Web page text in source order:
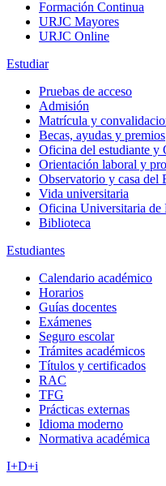
Formación Continua
URJC Mayores
URJC Online
Estudiar
Pruebas de acceso
Admisión
Matrícula y
Becas, ayudas y premios
Oficina del estudiante y
Orientación laboral y
Observatorio y casa del
Vida universitaria
Oficina Universitaria de
Biblioteca
Estudiantes
Calendario académico
Horarios
Guías docentes
Exámenes
Seguro escolar
Trámites académicos
Títulos y certificados
RAC
TFG
Prácticas externas
Idioma moderno
Normativa académica
I+D+i